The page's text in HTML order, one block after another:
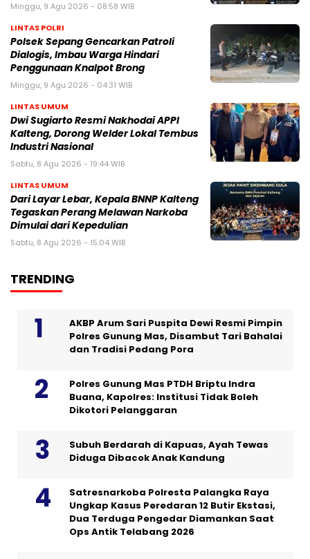
Minggu, 9 Agu 2026 - 08:58 WIB
LINTAS POLRI
Polsek Sepang Gencarkan Patroli
Dialogis, Imbau Warga Hindari
Penggunaan Knalpot Brong
Minggu, 9 Agu 2026 - 04:31 WIB
LINTAS UMUM
Dwi Sugiarto Resmi Nakhodai APPI
Kalteng, Dorong Welder Lokal Tembus
Industri Nasional
Sabtu, 8 Agu 2026 - 19:44 WIB
LINTAS UMUM
Dari Layar Lebar, Kepala BNNP Kalteng
Tegaskan Perang Melawan Narkoba
Dimulai dari Kepedulian
Sabtu, 8 Agu 2026 - 15:04 WIB
TRENDING
AKBP Arum Sari Puspita Dewi Resmi Pimpin
Polres Gunung Mas, Disambut Tari Bahalai
dan Tradisi Pedang Pora
Polres Gunung Mas PTDH Briptu Indra
Buana, Kapolres: Institusi Tidak Boleh
Dikotori Pelanggaran
Subuh Berdarah di Kapuas, Ayah Tewas
Diduga Dibacok Anak Kandung
Satresnarkoba Polresta Palangka Raya
Ungkap Kasus Peredaran 12 Butir Ekstasi,
Dua Terduga Pengedar Diamankan Saat
Ops Antik Telabang 2026